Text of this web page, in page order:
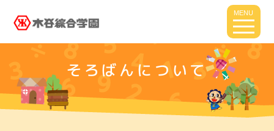
MENU
そろばんについて